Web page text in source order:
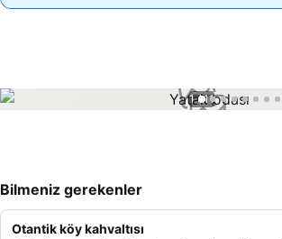
1 / 11
Bilmeniz gerekenler
Otantik köy kahvaltısı